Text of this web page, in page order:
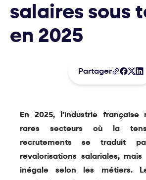
salaires sous
en 2025
Partager
En 2025, l’industrie française
rares secteurs où la
recrutements se traduit
revalorisations salariales,
inégale selon les métiers.